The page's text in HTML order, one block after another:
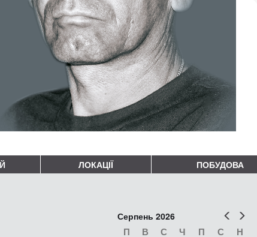
ЛОКАЦІЇ ПОБУДОВА
Попер
Серпень 2026
П В С Ч П С Н